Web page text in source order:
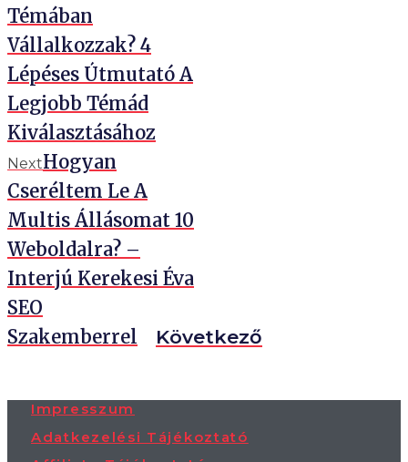
Témában
Vállalkozzak? 4
Lépéses Útmutató A
Legjobb Témád
Kiválasztásához
NextHogyan
Cseréltem Le A
Multis Állásomat 10
Weboldalra? –
Interjú Kerekesi Éva
SEO
Szakemberrel
Következő
Impresszum
Adatkezelési Tájékoztató